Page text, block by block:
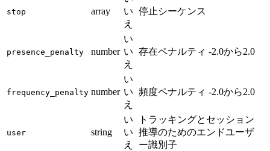
stop array
い
え
停止シーケンス
presence_penalty number
い
い
え
存在ペナルティ -2.0から2.0
frequency_penalty number
い
い
え
頻度ペナルティ -2.0から2.0
user string
い
い
え
トラッキングとセッション
推導のためのエンドユーザ
ー識別子